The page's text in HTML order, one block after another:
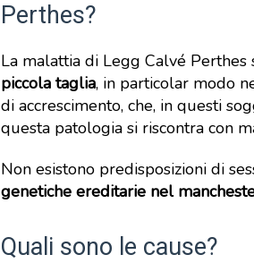
Perthes?
La malattia di Legg Calvé Perthes
piccola taglia, in particolar modo
di accrescimento, che, in questi
questa patologia si riscontra con
Non esistono predisposizioni di
genetiche ereditarie nel
Quali sono le cause?